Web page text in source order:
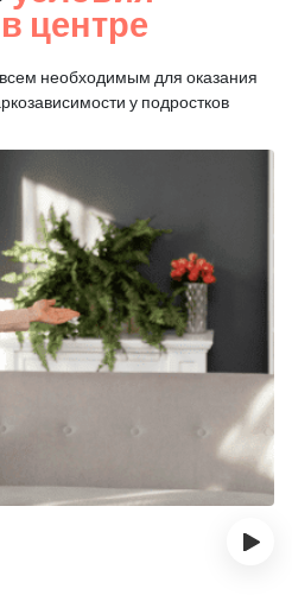
центре
необходимым для оказания
у подростков
›